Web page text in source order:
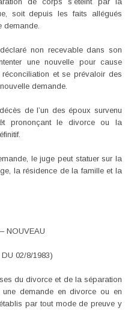
soit depuis les faits allégués
demande.
non recevable dans son
une nouvelle pour cause
et se prévaloir des
demande.
de l’un des époux survenu
prononçant le divorce ou la
le juge peut statuer sur la
la résidence de la famille et la
NOUVEAU
02/8/1983)
du divorce et de la séparation
demande en divorce ou en
par tout mode de preuve y